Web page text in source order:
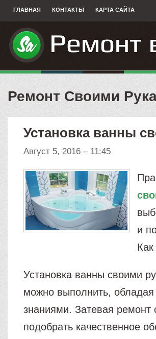
ГЛАВНАЯ КОНТАКТЫ КАРТА САЙТА
Ремонт Своими
Установка ванны
Август 5, 2016 – 11:45
и
Как
Установка ванны своими
можно выполнить,
знаниями. Затевая ремонт
подобрать качественное